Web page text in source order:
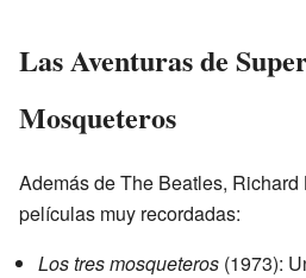
Las Aventuras de
Mosqueteros
Además de The Beatles,
películas muy recordadas:
Los tres mosqueteros (1973):